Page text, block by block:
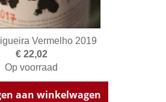
Vermelho 2019
€ 22,02
Op voorraad
aan winkelwagen